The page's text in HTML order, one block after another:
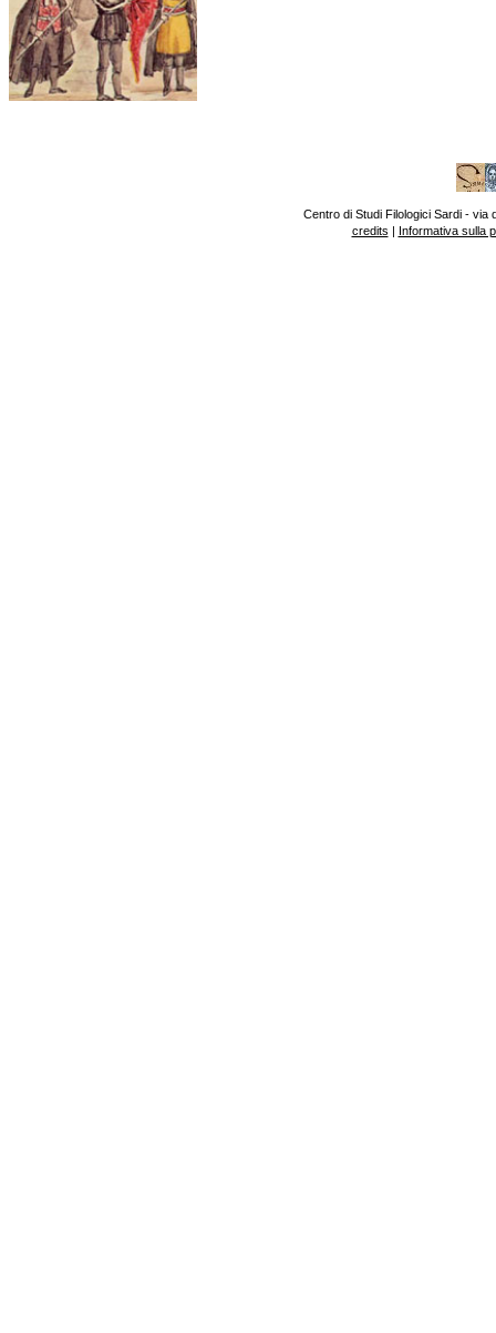
Centro di Studi Filologici Sardi - via
credits | Informativa sulla